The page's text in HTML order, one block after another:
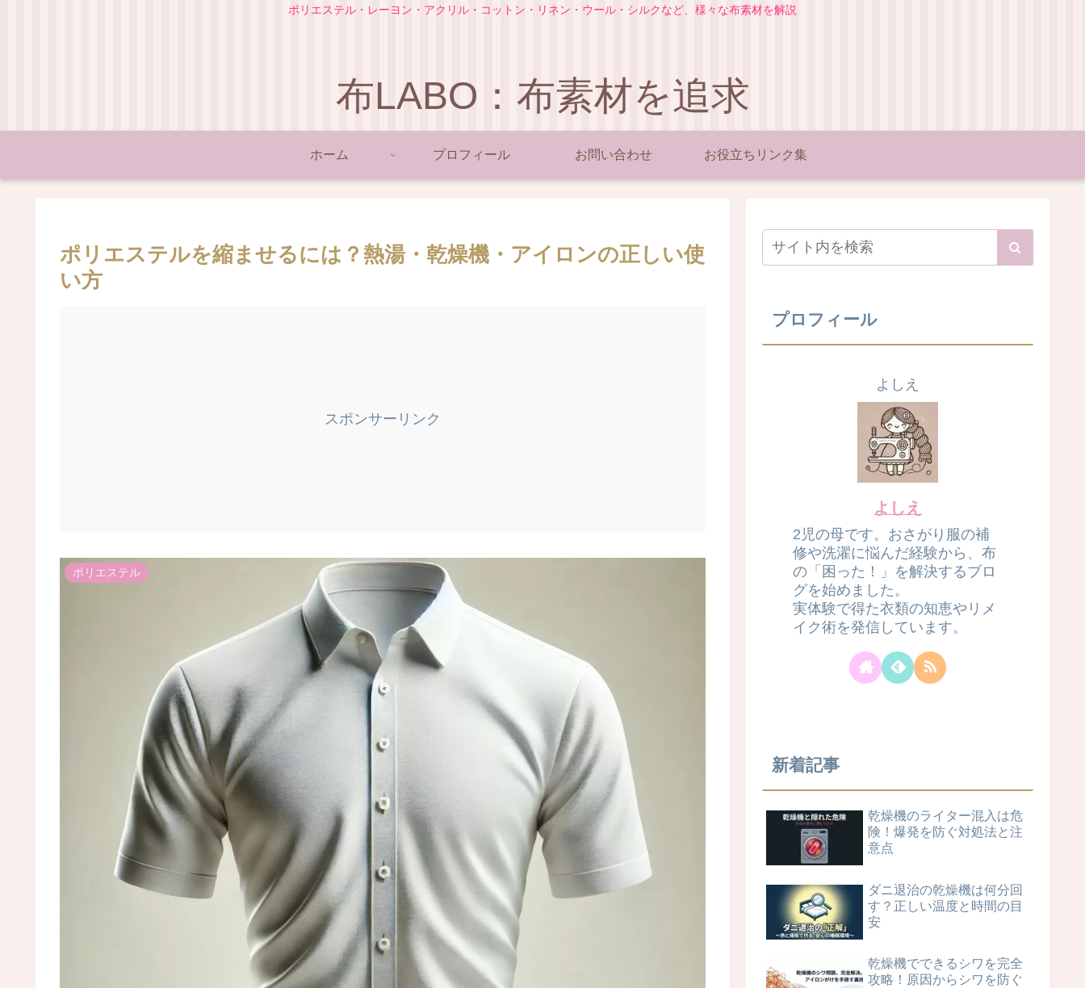
ポリエステル・レーヨン・アクリル・コットン・リネン・ウール・シルクなど、様々な布素材を解説
布LABO：布素材を追求
ホーム プロフィール お問い合わせ お役立ちリンク集
ポリエステルを縮ませるには？熱湯・乾燥機・アイロンの正しい使
い方
スポンサーリンク
ポリエステル
プロフィール
よしえ
よしえ
2児の母です。おさがり服の補
修や洗濯に悩んだ経験から、布
の「困った！」を解決するブロ
グを始めました。
実体験で得た衣類の知恵やリメ
イク術を発信しています。
新着記事
乾燥機のライター混入は危
険！爆発を防ぐ対処法と注
意点
ダニ退治の乾燥機は何分回
す？正しい温度と時間の目
安
乾燥機でできるシワを完全
攻略！原因からシワを防ぐ